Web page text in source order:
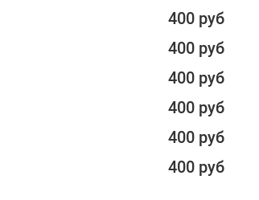
400 руб
400 руб
400 руб
400 руб
400 руб
400 руб